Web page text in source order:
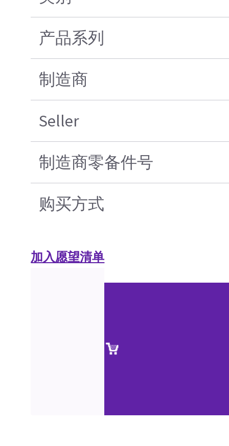
产品系列
制造商
Seller
制造商零备件号
购买方式
加入愿望清单